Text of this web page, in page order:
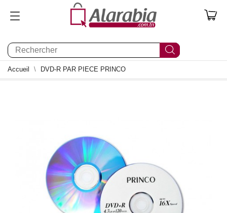
0
Accueil DVD-R PAR PIECE PRINCO